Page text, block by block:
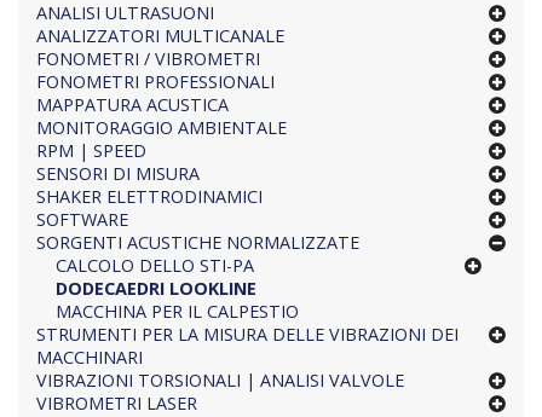
ANALISI ULTRASUONI
ANALIZZATORI MULTICANALE
FONOMETRI / VIBROMETRI
FONOMETRI PROFESSIONALI
MAPPATURA ACUSTICA
MONITORAGGIO AMBIENTALE
RPM | SPEED
SENSORI DI MISURA
SHAKER ELETTRODINAMICI
SOFTWARE
SORGENTI ACUSTICHE NORMALIZZATE
CALCOLO DELLO STI-PA
DODECAEDRI LOOKLINE
MACCHINA PER IL CALPESTIO
STRUMENTI PER LA MISURA DELLE VIBRAZIONI DEI
MACCHINARI
VIBRAZIONI TORSIONALI | ANALISI VALVOLE
VIBROMETRI LASER